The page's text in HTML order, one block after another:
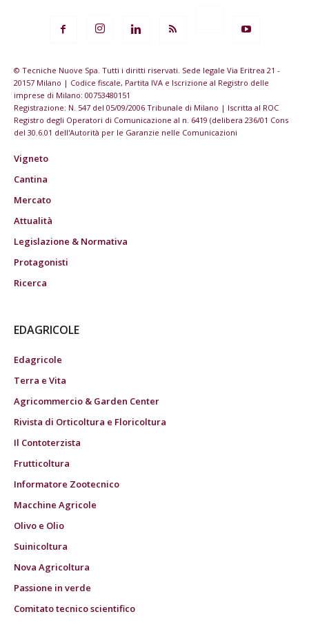
© Tecniche Nuove Spa. Tutti i diritti riservati. Sede legale Via Eritrea 21 -
20157 Milano | Codice fiscale, Partita IVA e Iscrizione al Registro delle
imprese di Milano: 00753480151
Registrazione: N. 547 del 05/09/2006 Tribunale di Milano | Iscritta al ROC
Registro degli Operatori di Comunicazione al n. 6419 (delibera 236/01 Cons
del 30.6.01 dell'Autorità per le Garanzie nelle Comunicazioni
Vigneto
Cantina
Mercato
Attualità
Legislazione & Normativa
Protagonisti
Ricerca
EDAGRICOLE
Edagricole
Terra e Vita
Agricommercio & Garden Center
Rivista di Orticoltura e Floricoltura
Il Contoterzista
Frutticoltura
Informatore Zootecnico
Macchine Agricole
Olivo e Olio
Suinicoltura
Nova Agricoltura
Passione in verde
Comitato tecnico scientifico